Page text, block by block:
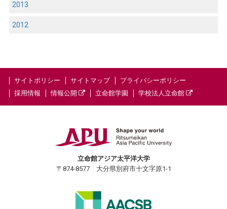
2013
2012
サイトポリシー サイトマップ
プライバシーポリシー
採用情報
情報公開 立命館学園 学校法人立命館
立命館アジア太平洋大学
〒874-8577 大分県別府市十文字原1-1